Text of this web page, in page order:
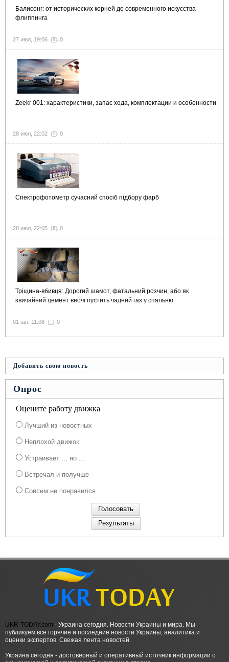
Балисонг: от исторических корней до современного искусства
флиппинга
27 июл, 19:06 0
Zeekr 001: характеристики, запас хода, комплектации и особенности
28 июл, 22:02 0
Спектрофотометр сучасний спосіб підбору фарб
28 июл, 22:05 0
Тріщина-вбивця: Дорогий шамот, фатальний розчин, або як
звичайний цемент вночі пустить чадний газ у спальню
01 авг, 11:08 0
Добавить свою новость
Опрос
Оцените работу движка
Лучший из новостных
Неплохой движок
Устраивает ... но ...
Встречал и получше
Совсем не понравился
UKR-TODAY.com - Украина сегодня. Новости Украины и мира. Мы
публикуем все горячие и последние новости Украины, аналитика и
оценки экспертов. Свежая лента новостей.
Украина сегодня - достоверный и оперативный источник информации о